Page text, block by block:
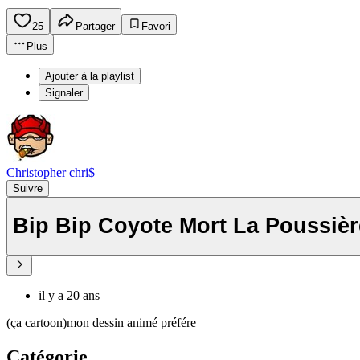
25 Partager
Favori
Plus
Ajouter à la playlist
Signaler
Christopher chri$
Suivre
Bip Bip Coyote Mort La
il y a 20 ans
(ça cartoon)mon dessin animé préfére